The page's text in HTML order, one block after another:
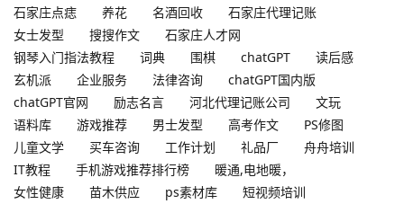
石家庄点痣
养花 名酒回收
石家庄代理记账
女士发型
搜搜作文
石家庄人才网
钢琴入门指法教程
词典 围棋 chatGPT
读后感
玄机派
企业服务 法律咨询
chatGPT国内版
chatGPT官网
励志名言 河北代理记账公司
文玩
语料库
游戏推荐 男士发型 高考作文
PS修图
儿童文学
买车咨询 工作计划 礼品厂
舟舟培训
IT教程
手机游戏推荐排行榜
暖通,电地暖，
女性健康
苗木供应 ps素材库
短视频培训